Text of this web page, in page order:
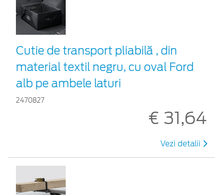
Cutie de transport pliabilă , din
material textil negru, cu oval Ford
alb pe ambele laturi
2470827
€ 31,64
Vezi detalii